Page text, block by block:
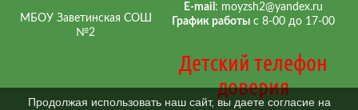
МБОУ Заветинская СОШ
№2
E-mail : moyzsh2@yandex.ru
График работы с 8-00 до 17-00
Детский телефон
доверия
Продолжая использовать наш сайт, вы даете согласие на